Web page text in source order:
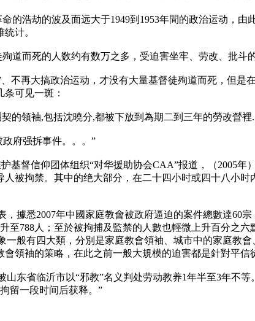
的浩劫的波及面远大于1949到1953年間的政治运动，
计。
道而死的人数约有数万之多，受迫害坐牢、劳改、批斗
不再大搞政治运动，才没有大量基督徒殉道而死，但
可见一斑：
的領袖,包括沈曉分,都被下放到為期二到三年的勞改營裡
府强拆事件。。。”
基督信仰团体组织“对华援助协会CAA”报道，（2005
被拘禁。其中的绝大部分，在二十四小时或四十八小
據悉2007年中國家庭教會被政府逼迫的案件總數達60
至788人；至於被拘捕及監禁的人數也輕微上升百分之
一般有四大類，分別是家庭教會領袖、城市中的家庭教
會領袖的策略，在此之前一般大規模的迫害都是針對平
山东省临沂市以“邪教”名义判处劳动教养1年半至3年不
留一段时间后获释。”